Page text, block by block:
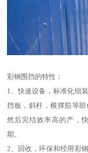
彩钢围挡的特性：
1、快速设备，标准化组
挡板，斜杆，横撑筋等
然后完结效率高的产，
期。
2、回收，环保和经用彩